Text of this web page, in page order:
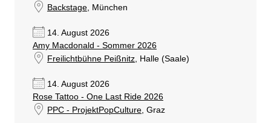
Backstage, München
14. August 2026
Amy Macdonald - Sommer 2026
Freilichtbühne Peißnitz, Halle (Saale)
14. August 2026
Rose Tattoo - One Last Ride 2026
PPC - ProjektPopCulture, Graz